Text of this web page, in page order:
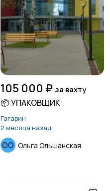
105 000 ₽ за вахту
📦 УПАКОВЩИК
Гагарин
2 месяца назад
Ольга Ольшанская